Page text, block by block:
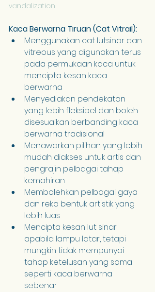
vandalization
Kaca Berwarna Tiruan (Cat Vitrail):
Menggunakan cat lutsinar dan
vitreous yang digunakan terus
pada permukaan kaca untuk
mencipta kesan kaca
berwarna
Menyediakan pendekatan
yang lebih fleksibel dan boleh
disesuaikan berbanding kaca
berwarna tradisional
Menawarkan pilihan yang lebih
mudah diakses untuk artis dan
pengrajin pelbagai tahap
kemahiran
Membolehkan pelbagai gaya
dan reka bentuk artistik yang
lebih luas
Mencipta kesan lut sinar
apabila lampu latar, tetapi
mungkin tidak mempunyai
tahap ketelusan yang sama
seperti kaca berwarna
sebenar